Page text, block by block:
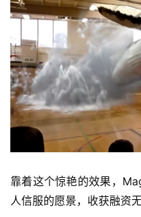
靠着这个惊艳的效果，
人信服的愿景，收获融资